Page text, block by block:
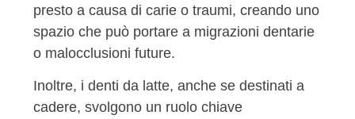
presto a causa di carie o traumi, creando uno
spazio che può portare a migrazioni dentarie
o malocclusioni future.
Inoltre, i denti da latte, anche se destinati a
cadere, svolgono un ruolo chiave